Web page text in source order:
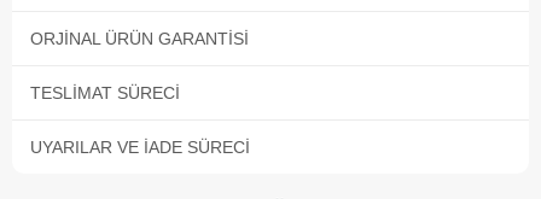
ORJINAL ÜRÜN GARANTISI
TESLIMAT SÜRECI
UYARILAR VE İADE SÜRECI